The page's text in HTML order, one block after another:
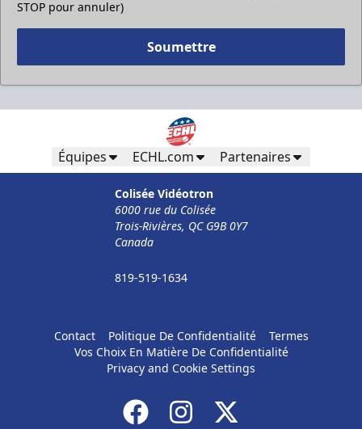
STOP pour annuler)
Soumettre
Équipes ECHL.com Partenaires
Colisée Vidéotron
6000 rue du Colisée
Trois-Rivières, QC G9B 0Y7
Canada
819-519-1634
Contact Politique De Confidentialité
Termes
Vos Choix En Matière De Confidentialité
Privacy and Cookie Settings